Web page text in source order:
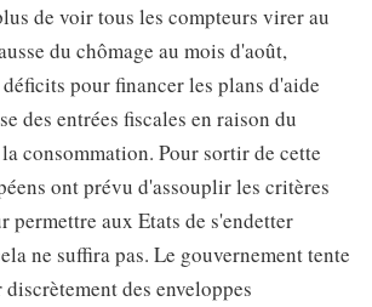
de voir tous les compteurs virer au
du chômage au mois d'août,
pour financer les plans d'aide
des entrées fiscales en raison du
consommation. Pour sortir de cette
ont prévu d'assouplir les critères
permettre aux Etats de s'endetter
ne suffira pas. Le gouvernement tente
des enveloppes